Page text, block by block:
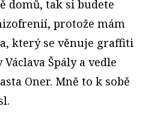
domů, tak si budete
protože mám
který se věnuje graffiti
Špály a vedle
Oner. Mně to k sobě